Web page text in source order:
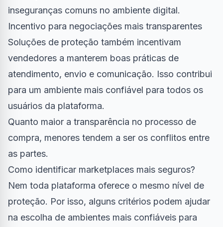
inseguranças comuns no ambiente digital.
Incentivo para negociações mais transparentes
Soluções de proteção também incentivam
vendedores a manterem boas práticas de
atendimento, envio e comunicação. Isso contribui
para um ambiente mais confiável para todos os
usuários da plataforma.
Quanto maior a transparência no processo de
compra, menores tendem a ser os conflitos entre
as partes.
Como identificar marketplaces mais seguros?
Nem toda plataforma oferece o mesmo nível de
proteção. Por isso, alguns critérios podem ajudar
na escolha de ambientes mais confiáveis para